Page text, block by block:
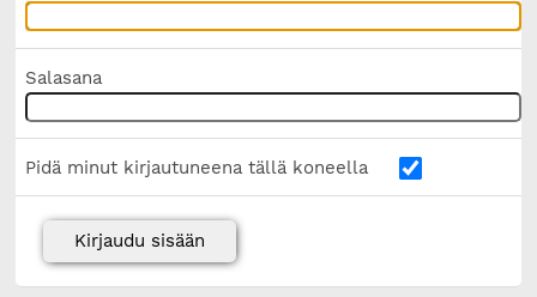
Salasana
Pidä minut kirjautuneena tällä koneella